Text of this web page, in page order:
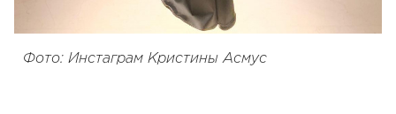
Фото: Инстаграм Кристины Асмус